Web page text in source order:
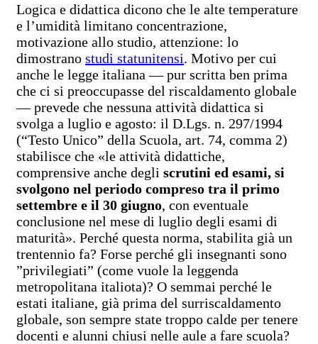
Logica e didattica dicono che le alte temperature
e l’umidità limitano concentrazione,
motivazione allo studio, attenzione: lo
dimostrano studi statunitensi. Motivo per cui
anche le legge italiana — pur scritta ben prima
che ci si preoccupasse del riscaldamento globale
— prevede che nessuna attività didattica si
svolga a luglio e agosto: il D.Lgs. n. 297/1994
(“Testo Unico” della Scuola, art. 74, comma 2)
stabilisce che «le attività didattiche,
comprensive anche degli scrutini ed esami, si
svolgono nel periodo compreso tra il primo
settembre e il 30 giugno, con eventuale
conclusione nel mese di luglio degli esami di
maturità». Perché questa norma, stabilita già un
trentennio fa? Forse perché gli insegnanti sono
”privilegiati” (come vuole la leggenda
metropolitana italiota)? O semmai perché le
estati italiane, già prima del surriscaldamento
globale, son sempre state troppo calde per tenere
docenti e alunni chiusi nelle aule a fare scuola?